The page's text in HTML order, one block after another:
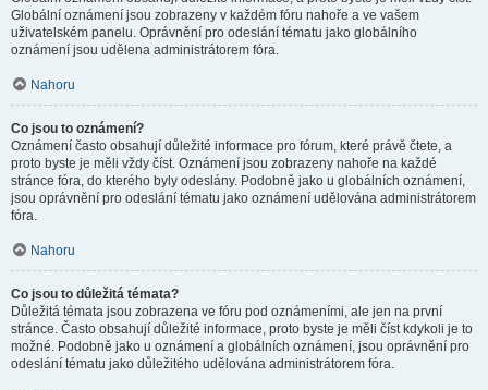
Globální oznámení jsou zobrazeny v každém fóru nahoře a ve vašem
uživatelském panelu. Oprávnění pro odeslání tématu jako globálního
oznámení jsou udělena administrátorem fóra.
Nahoru
Co jsou to oznámení?
Oznámení často obsahují důležité informace pro fórum, které právě čtete, a
proto byste je měli vždy číst. Oznámení jsou zobrazeny nahoře na každé
stránce fóra, do kterého byly odeslány. Podobně jako u globálních oznámení,
jsou oprávnění pro odeslání tématu jako oznámení udělována administrátorem
fóra.
Nahoru
Co jsou to důležitá témata?
Důležitá témata jsou zobrazena ve fóru pod oznámeními, ale jen na první
stránce. Často obsahují důležité informace, proto byste je měli číst kdykoli je to
možné. Podobně jako u oznámení a globálních oznámení, jsou oprávnění pro
odeslání tématu jako důležitého udělována administrátorem fóra.